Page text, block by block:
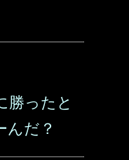
勝ったと
んだ？